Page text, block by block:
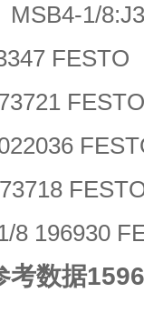
1/
FESTO
8 196930
考数据